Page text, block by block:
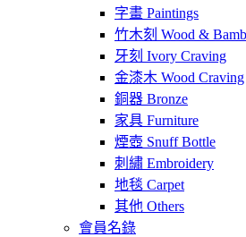
字畫 Paintings
竹木刻 Wood &
牙刻 Ivory Craving
金漆木 Wood Craving
銅器 Bronze
家具 Furniture
煙壺 Snuff Bottle
刺繡 Embroidery
地毯 Carpet
其他 Others
會員名錄